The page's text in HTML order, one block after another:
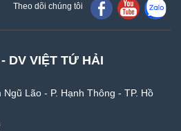
Theo dõi chúng tôi
DV VIỆT TỨ HẢI
Ngũ Lão - P. Hạnh Thông - TP. Hồ